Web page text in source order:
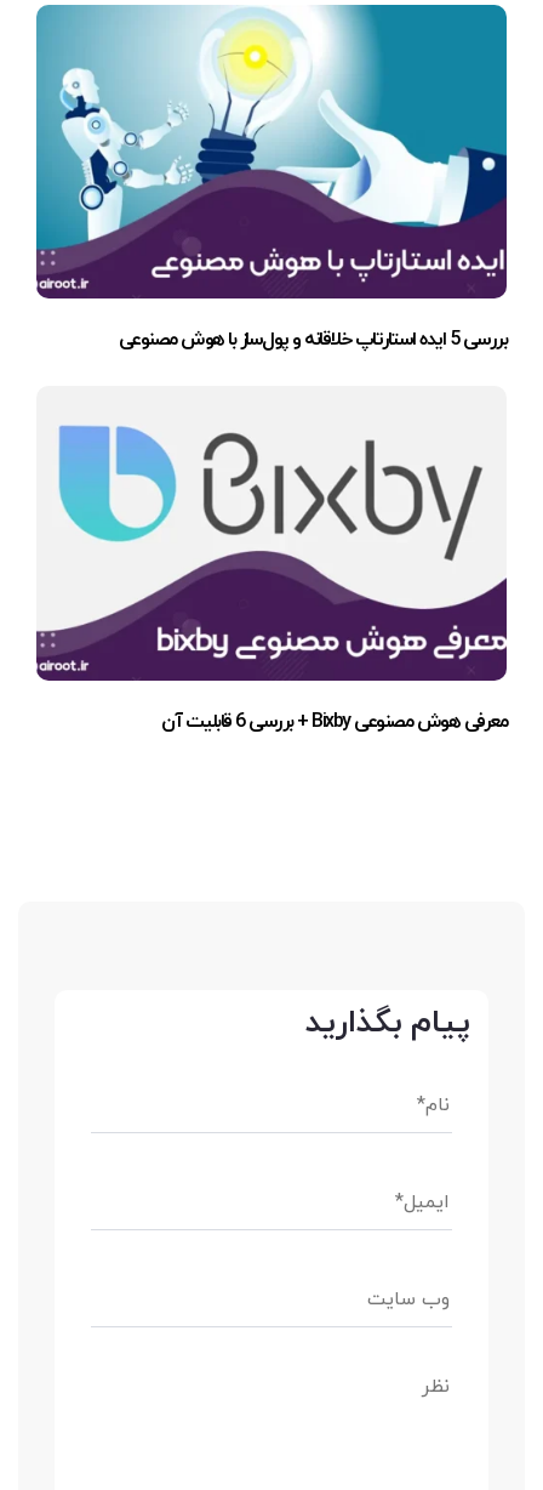
بررسی 5 ایده استارتاپ خلاقانه و پول‌ساز با هوش مصنوعی
معرفی هوش مصنوعی Bixby + بررسی 6 قابلیت آن
پیام بگذارید